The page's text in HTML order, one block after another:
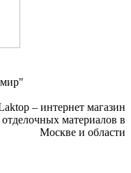
мир"
– интернет магазин
отделочных материалов в
Москве и области